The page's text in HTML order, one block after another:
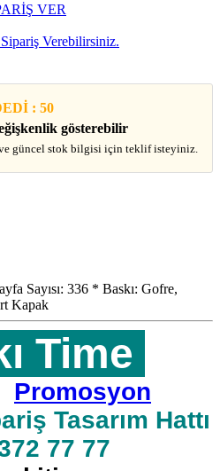
VER
Verebilirsiniz.
: 50
gösterebilir
ve güncel stok bilgisi için teklif isteyiniz.
Sayısı: 336 * Baskı: Gofre,
Kapak
Time
Promosyon
Tasarım Hattı
77 77